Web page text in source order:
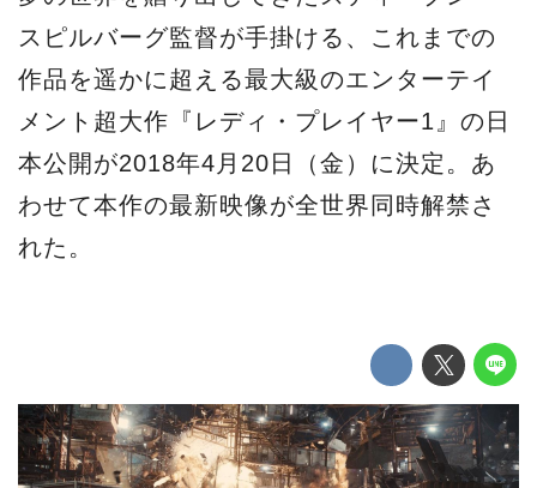
スピルバーグ監督が手掛ける、これまでの
作品を遥かに超える最大級のエンターテイ
メント超大作『レディ・プレイヤー1』の日
本公開が2018年4月20日（金）に決定。あ
わせて本作の最新映像が全世界同時解禁さ
れた。